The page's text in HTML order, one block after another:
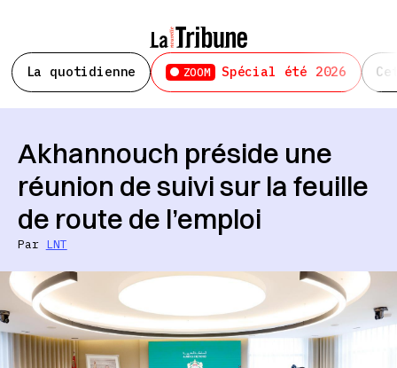
La quotidienne ZOOM Spécial été 2026
Akhannouch préside une
réunion de suivi sur la feuille
de route de l’emploi
Par LNT